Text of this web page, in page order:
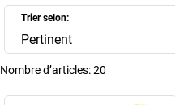
Trier selon:
Pertinent
Nombre d’articles:20